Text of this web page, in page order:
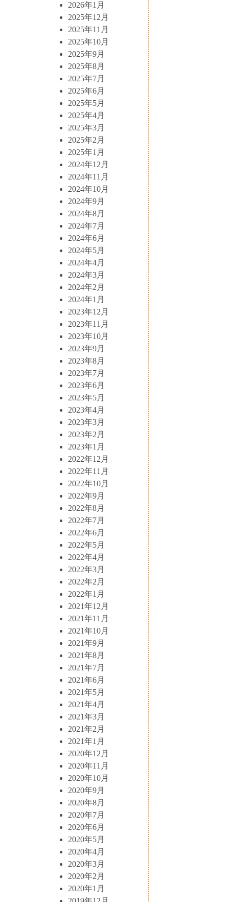
2026年1月
2025年12月
2025年11月
2025年10月
2025年9月
2025年8月
2025年7月
2025年6月
2025年5月
2025年4月
2025年3月
2025年2月
2025年1月
2024年12月
2024年11月
2024年10月
2024年9月
2024年8月
2024年7月
2024年6月
2024年5月
2024年4月
2024年3月
2024年2月
2024年1月
2023年12月
2023年11月
2023年10月
2023年9月
2023年8月
2023年7月
2023年6月
2023年5月
2023年4月
2023年3月
2023年2月
2023年1月
2022年12月
2022年11月
2022年10月
2022年9月
2022年8月
2022年7月
2022年6月
2022年5月
2022年4月
2022年3月
2022年2月
2022年1月
2021年12月
2021年11月
2021年10月
2021年9月
2021年8月
2021年7月
2021年6月
2021年5月
2021年4月
2021年3月
2021年2月
2021年1月
2020年12月
2020年11月
2020年10月
2020年9月
2020年8月
2020年7月
2020年6月
2020年5月
2020年4月
2020年3月
2020年2月
2020年1月